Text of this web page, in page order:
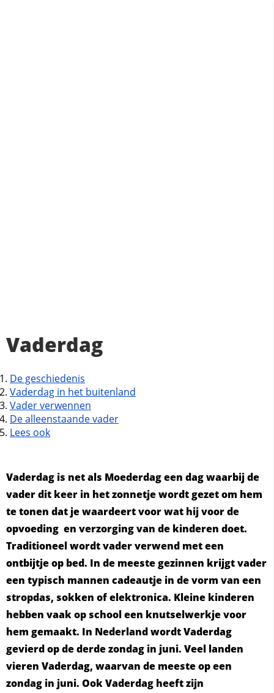
Vaderdag
De geschiedenis
Vaderdag in het buitenland
Vader verwennen
De alleenstaande vader
Lees ook
Vaderdag is net als Moederdag een dag waarbij de
vader dit keer in het zonnetje wordt gezet om hem
te tonen dat je waardeert voor wat hij voor de
opvoeding en verzorging van de kinderen doet.
Traditioneel wordt vader verwend met een
ontbijtje op bed. In de meeste gezinnen krijgt vader
een typisch mannen cadeautje in de vorm van een
stropdas, sokken of elektronica. Kleine kinderen
hebben vaak op school een knutselwerkje voor
hem gemaakt. In Nederland wordt Vaderdag
gevierd op de derde zondag in juni. Veel landen
vieren Vaderdag, waarvan de meeste op een
zondag in juni. Ook Vaderdag heeft zijn